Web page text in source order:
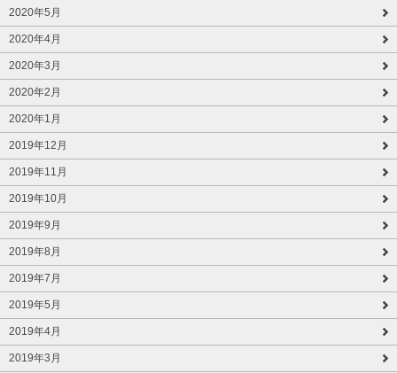
2020年5月
2020年4月
2020年3月
2020年2月
2020年1月
2019年12月
2019年11月
2019年10月
2019年9月
2019年8月
2019年7月
2019年5月
2019年4月
2019年3月